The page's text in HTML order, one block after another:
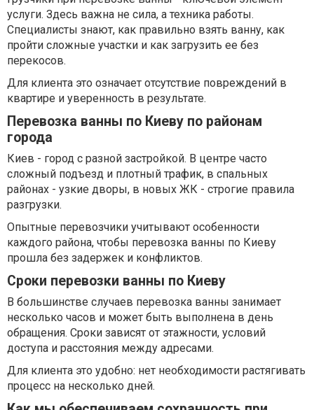
услуги. Здесь важна не сила, а техника работы.
Специалисты знают, как правильно взять ванну, как
пройти сложные участки и как загрузить ее без
перекосов.
Для клиента это означает отсутствие повреждений в
квартире и уверенность в результате.
Перевозка ванны по Киеву по районам
города
Киев - город с разной застройкой. В центре часто
сложный подъезд и плотный трафик, в спальных
районах - узкие дворы, в новых ЖК - строгие правила
разгрузки.
Опытные перевозчики учитывают особенности
каждого района, чтобы перевозка ванны по Киеву
прошла без задержек и конфликтов.
Сроки перевозки ванны по Киеву
В большинстве случаев перевозка ванны занимает
несколько часов и может быть выполнена в день
обращения. Сроки зависят от этажности, условий
доступа и расстояния между адресами.
Для клиента это удобно: нет необходимости растягивать
процесс на несколько дней.